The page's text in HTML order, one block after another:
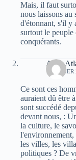
Mais, il faut
nous laissons au
d'étonnant, s'il y
surtout le peuple
conquérants.
Atala
1 JANVIER
Ce sont ces
auraient dû être
sont succédé
devant nous, :
la culture, le
l'environnement,
les villes, les
politiques ? De